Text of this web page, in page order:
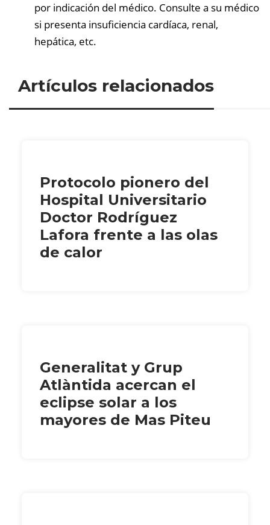
por indicación del médico. Consulte a su médico
si presenta insuficiencia cardíaca, renal,
hepática, etc.
Artículos relacionados
Protocolo pionero del
Hospital Universitario
Doctor Rodríguez
Lafora frente a las olas
de calor
Generalitat y Grup
Atlàntida acercan el
eclipse solar a los
mayores de Mas Piteu